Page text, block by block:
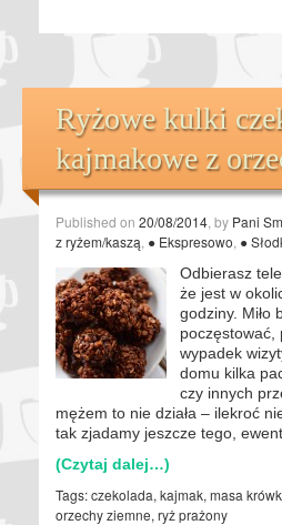
Ryżowe kulki
kajmakowe z
Published on 20/08/2014 , by Pani
z ryżem/kaszą ● Ekspresowo ●
Odbierasz
że jest w
godziny. Miło
poczęstować,
wypadek
domu kilka
czy innych
mężem to nie działa – ilekroć
tak zjadamy jeszcze tego,
(Czytaj dalej…)
Tags:czekolada, kajmak, masa
orzechy ziemne, ryż prażony